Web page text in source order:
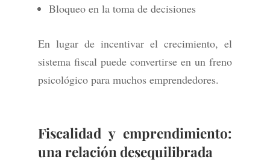
Bloqueo en la toma de decisiones
En lugar de incentivar el crecimiento, el
sistema fiscal puede convertirse en un freno
psicológico para muchos emprendedores.
Fiscalidad y emprendimiento:
una relación desequilibrada